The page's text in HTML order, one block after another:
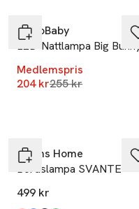
CarloBaby
LED-Nattlampa Big Bunny
Medlemspris
204 krLägsta pris 30
255 kr
Åhléns Home
Bordslampa SVANTE
499 kr